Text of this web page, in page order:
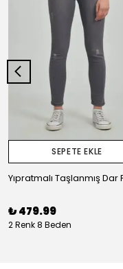
SEPETE EKLE
₺ 479.99
2 Renk 8 Beden